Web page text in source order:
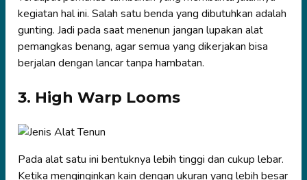
kegiatan hal ini. Salah satu benda yang dibutuhkan adalah
gunting. Jadi pada saat menenun jangan lupakan alat
pemangkas benang, agar semua yang dikerjakan bisa
berjalan dengan lancar tanpa hambatan.
3. High Warp Looms
Pada alat satu ini bentuknya lebih tinggi dan cukup lebar.
Ketika menginginkan kain dengan ukuran yang lebih besar